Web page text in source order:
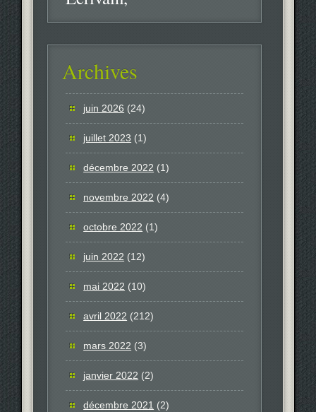
Archives
juin 2026 (24)
juillet 2023 (1)
décembre 2022 (1)
novembre 2022 (4)
octobre 2022 (1)
juin 2022 (12)
mai 2022 (10)
avril 2022 (212)
mars 2022 (3)
janvier 2022 (2)
décembre 2021 (2)